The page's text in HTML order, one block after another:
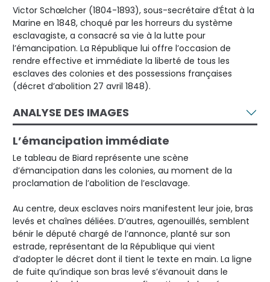
Victor Schœlcher (1804-1893), sous-secrétaire d’État à la
Marine en 1848, choqué par les horreurs du système
esclavagiste, a consacré sa vie à la lutte pour
l’émancipation. La République lui offre l’occasion de
rendre effective et immédiate la liberté de tous les
esclaves des colonies et des possessions françaises
(décret d’abolition 27 avril 1848).
ANALYSE DES IMAGES
L’émancipation immédiate
Le tableau de Biard représente une scène
d’émancipation dans les colonies, au moment de la
proclamation de l’abolition de l’esclavage.
Au centre, deux esclaves noirs manifestent leur joie, bras
levés et chaînes déliées. D’autres, agenouillés, semblent
bénir le député chargé de l’annonce, planté sur son
estrade, représentant de la République qui vient
d’adopter le décret dont il tient le texte en main. La ligne
de fuite qu’indique son bras levé s’évanouit dans le